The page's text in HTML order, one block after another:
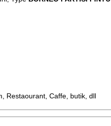
Caffe, butik, dll